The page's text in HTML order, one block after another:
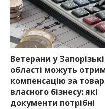
Ветерани у
області можуть
компенсацію за
власного бізнесу: які
документи потрібні